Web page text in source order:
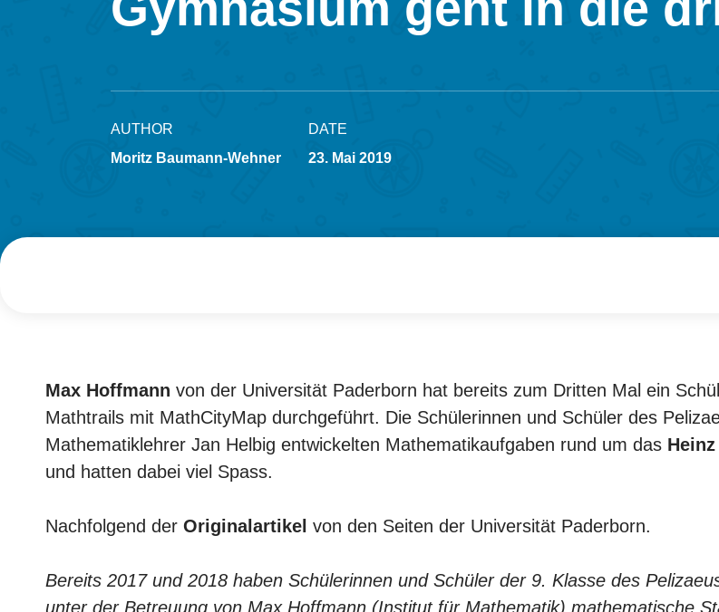
AUTHOR
Moritz Baumann-Wehner
DATE
23. Mai 2019
Max Hoffmann von der Universität Paderborn hat bereits zum Dritten Mal ein
Mathtrails mit MathCityMap durchgeführt. Die Schülerinnen und Schüler des
Mathematiklehrer Jan Helbig entwickelten Mathematikaufgaben rund um das
und hatten dabei viel Spass.
Nachfolgend der Originalartikel von den Seiten der Universität Paderborn.
Bereits 2017 und 2018 haben Schülerinnen und Schüler der 9. Klasse des
unter der Betreuung von Max Hoffmann (Institut für Mathematik) mathematische